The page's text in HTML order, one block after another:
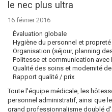
le nec plus ultra
16 février 2016
Évaluation globale
Hygiène du personnel et
Organisation (séjour, planning
Politesse et communication avec
Qualité des soins et modernité
Rapport qualité / prix
Toute l'équipe médicale, les
personnel administratif, ainsi que
grand professionnalisme doublé